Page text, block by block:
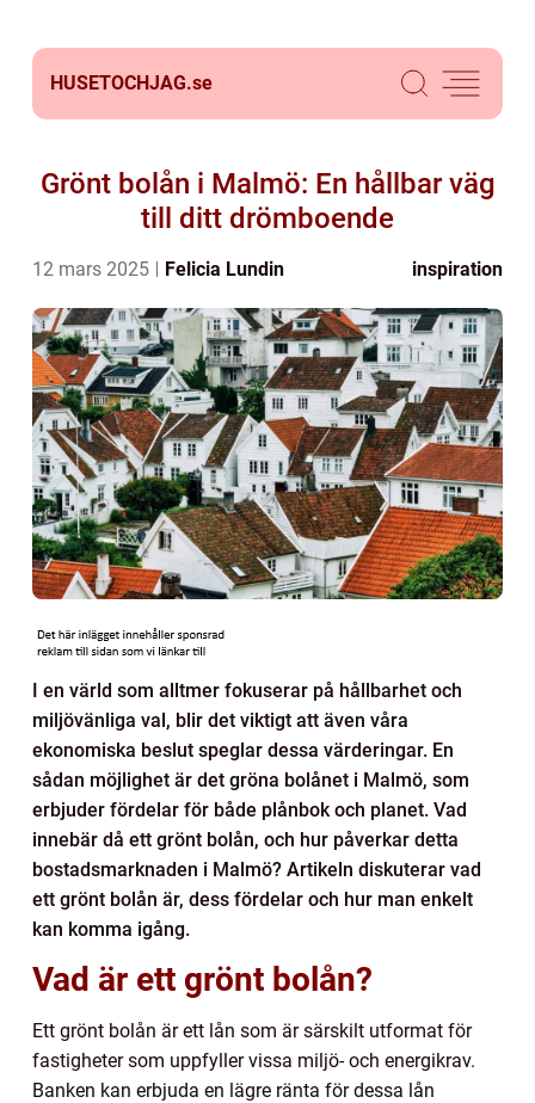
HUSETOCHJAG.se
Grönt bolån i Malmö: En hållbar väg
till ditt drömboende
12 mars 2025 Felicia Lundin inspiration
I en värld som alltmer fokuserar på hållbarhet och
miljövänliga val, blir det viktigt att även våra
ekonomiska beslut speglar dessa värderingar. En
sådan möjlighet är det gröna bolånet i Malmö, som
erbjuder fördelar för både plånbok och planet. Vad
innebär då ett grönt bolån, och hur påverkar detta
bostadsmarknaden i Malmö? Artikeln diskuterar vad
ett grönt bolån är, dess fördelar och hur man enkelt
kan komma igång.
Vad är ett grönt bolån?
Ett grönt bolån är ett lån som är särskilt utformat för
fastigheter som uppfyller vissa miljö- och energikrav.
Banken kan erbjuda en lägre ränta för dessa lån